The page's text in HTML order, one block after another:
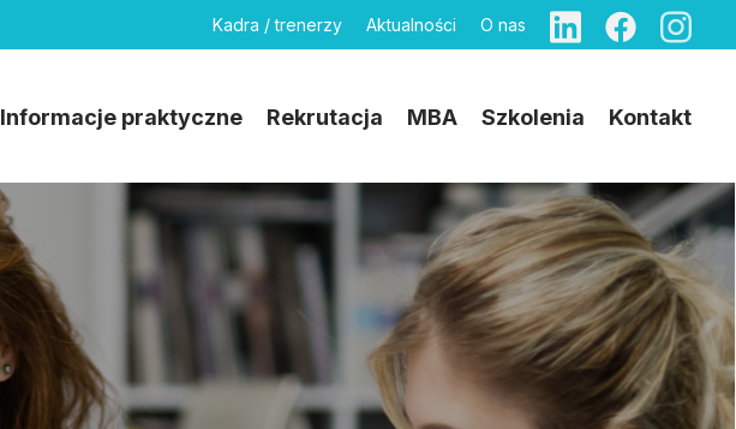
Kadra / trenerzy Aktualności O nas
Informacje praktyczne Rekrutacja MBA Szkolenia Kontakt